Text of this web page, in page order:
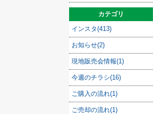
カテゴリ
インスタ(413)
お知らせ(2)
現地販売会情報(1)
今週のチラシ(16)
ご購入の流れ(1)
ご売却の流れ(1)